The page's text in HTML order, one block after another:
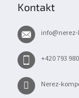
Kontakt
info@
+420 793
Nerez-